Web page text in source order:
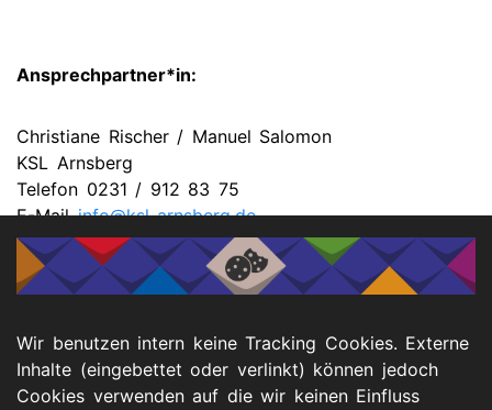
Ansprechpartner*in:
Christiane Rischer / Manuel Salomon
KSL Arnsberg
Telefon 0231 / 912 83 75
E-Mailinfo@ksl-arnsberg.de
📥 Downloads
PFD Presseinformation Vernetzungstreffen
Wir benutzen intern keine Tracking Cookies. Externe
Inhalte (eingebettet oder verlinkt) können jedoch
Cookies verwenden auf die wir keinen Einfluss